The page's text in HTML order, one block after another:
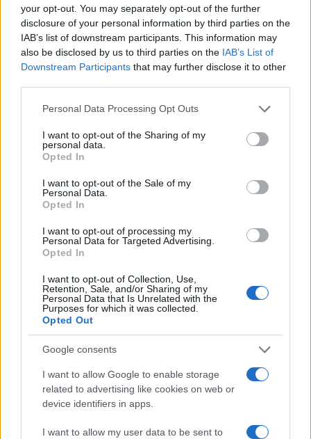
your opt-out. You may separately opt-out of the further
disclosure of your personal information by third parties on the
IAB’s list of downstream participants. This information may
also be disclosed by us to third parties on the IAB’s List of
Downstream Participants that may further disclose it to other
Please note that this website/app uses one or more Google
not limited to your visit or usage behaviour. You may click to
grant or deny consent to Google and its third-party tags to
use your data for below specified purposes in below Google
consent section.
Personal Data Processing Opt Outs
I want to opt-out of the Sharing of my
personal data.
Opted In
I want to opt-out of the Sale of my
Personal Data.
Opted In
I want to opt-out of processing my
Personal Data for Targeted Advertising.
Opted In
I want to opt-out of Collection, Use,
Retention, Sale, and/or Sharing of my
Personal Data that Is Unrelated with the
Purposes for which it was collected.
Opted Out
Google consents
I want to allow Google to enable storage
related to advertising like cookies on web or
device identifiers in apps.
I want to allow my user data to be sent to
Ακολουθήστε το Νewsit.gr στο Google News και
ενημερωθείτε πρώτοι για όλη την ειδησεογραφία και τα
τελευταία νέατης ημέρας
Πιο δημοφιλή
Έφυγαν οι συνεργάτες, μένει η Μαρία
«Ελπίδα για τη Δημοκρατία»
Στη Βρετανία στελέχη του ελληνικού FBI
τραγωδία της Μαρφίν - Η διαδικασία που
θα ακολουθηθεί
τα δύο ελικόπτερα» κατέθεσαν ο Βρετανός
χειριστής και ο Έλληνας διερμηνέας
«Βαριά καμπάνα» στον 27χρονο τράπερ
που έτρεχε με 182 χιλιόμετρα την ώρα σε
δρόμο με όριο τα 80
Μητσοτάκης στην υπογραφή συμφωνίας
για την ηλεκτρική διασύνδεση Ελλάδας –
Κύπρου: «Ισχυρή ψήφος εμπιστοσύνης» η
είσοδος της Meridiam στην GSI